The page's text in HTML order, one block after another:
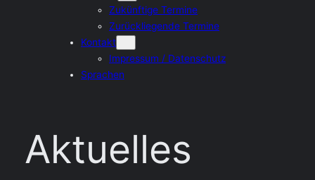
Zukünftige Termine
Zurückliegende Termine
Kontakt
Impressum / Datenschutz
Sprachen
Aktuelles